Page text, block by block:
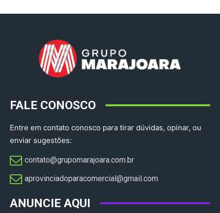
FALE CONOSCO
Entre em contato conosco para tirar dúvidas, opinar, ou
enviar sugestões:
contato@grupomarajoara.com.br
aprovinciadoparacomercial@gmail.com​
ANUNCIE AQUI